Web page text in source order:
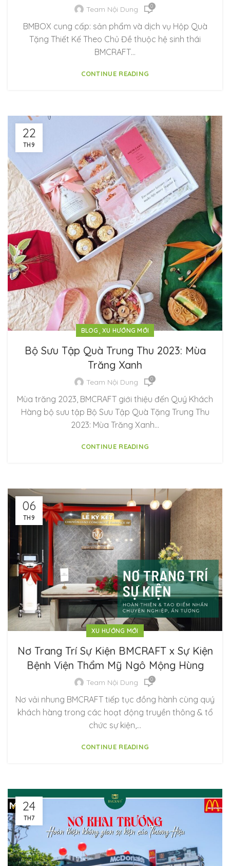
Team Nội Dung 0
BMBOX cung cấp: sản phẩm và dịch vụ Hộp Quà
Tặng Thiết Kế Theo Chủ Đề thuộc hệ sinh thái
BMCRAFT…
CONTINUE READING
22
TH9
BLOG XU HƯỚNG MỚI
Bộ Sưu Tập Quà Trung Thu 2023: Mùa
Trăng Xanh
Team Nội Dung 0
Mùa trăng 2023, BMCRAFT giới thiệu đến Quý Khách
Hàng bộ sưu tập Bộ Sưu Tập Quà Tặng Trung Thu
2023: Mùa Trăng Xanh…
CONTINUE READING
06
TH9
XU HƯỚNG MỚI
Nơ Trang Trí Sự Kiện BMCRAFT x Sự Kiện
Bệnh Viện Thẩm Mỹ Ngô Mộng Hùng
Team Nội Dung 0
Nơ vải nhung BMCRAFT tiếp tục đồng hành cùng quý
khách hàng trong các hoạt động truyền thông & tổ
chức sự kiện,…
CONTINUE READING
24
TH7